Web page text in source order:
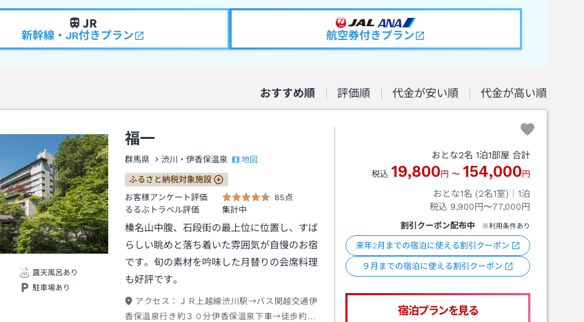
新幹線・JR付きプラン 航空券付きプラン
おすすめ順 評価順 代金が安い順 代金が高い順
露天風呂あり
駐車場あり
福一
群馬県 渋川・伊香保温泉 地図
ふるさと納税対象施設
お客様アンケート評価
85点
るるぶトラベル評価
集計中
榛名山中腹、石段街の最上位に位置し、すば
らしい眺めと落ち着いた雰囲気が自慢のお宿
です。旬の素材を吟味した月替りの会席料理
も好評です。
アクセス：
ＪＲ上越線渋川駅→バス関越交通伊
香保温泉行き約３０分伊香保温泉下車→徒歩約１
おとな2名 1泊1部屋 合計
税込 19,800 円 〜 154,000 円
おとな1名 (2名1室)｜ 1泊
税込 9,900円〜77,000円
割引クーポン配布中 ※利用条件あり
来年2月までの宿泊に使える割引クーポン
９月までの宿泊に使える割引クーポン
宿泊プランを見る